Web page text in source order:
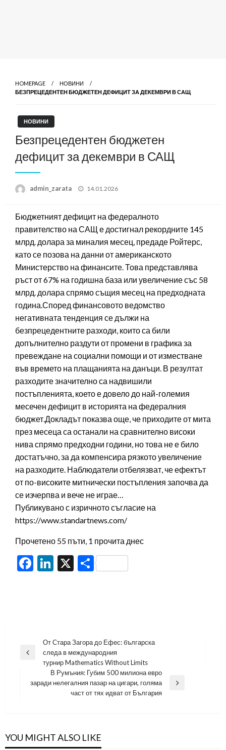
HOMEPAGE
НОВИНИ
БЕЗПРЕЦЕДЕНТЕН БЮДЖЕТЕН ДЕФИЦИТ ЗА ДЕКЕМВРИ В САЩ
НОВИНИ
Безпрецедентен бюджетен
дефицит за декември в САЩ
admin_zarata
Posted
14.01.2026
Бюджетният дефицит на федералното
правителство на САЩ е достигнал рекордните 145
млрд. долара за миналия месец, предаде Ройтерс,
като се позова на данни от американското
Министерство на финансите. Това представлява
ръст от 67% на годишна база или увеличение със 58
млрд. долара спрямо същия месец на предходната
година.Според финансовото ведомство
негативната тенденция се дължи на
безпрецедентните разходи, които са били
допълнително раздути от промени в графика за
превеждане на социални помощи и от изместване
във времето на плащанията на данъци. В резултат
разходите значително са надвишили
постъпленията, което е довело до най-големия
месечен дефицит в историята на федералния
бюджет.Докладът показва още, че приходите от мита
през месеца са останали на сравнително високи
нива спрямо предходни години, но това не е било
достатъчно, за да компенсира рязкото увеличение
на разходите. Наблюдатели отбелязват, че ефектът
от по-високите митнически постъпления започва да
се изчерпва и вече не играе…
Публикувано с изричното съгласие на
https://www.standartnews.com/
Прочетено 55 пъти, 1 прочита днес
Facebook
LinkedIn
X Share
Навигация
Previous
От Стара Загора до Ефес: българска
следа в международния
турнир Mathematics Without Limits
Next
В Румъния: Губим 500 милиона евро
заради нелегалния пазар на цигари, голяма
част от тях идват от България
YOU MIGHT ALSO LIKE